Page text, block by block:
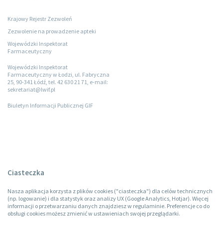
Krajowy Rejestr Zezwoleń
Zezwolenie na prowadzenie apteki
Wojewódzki Inspektorat
Farmaceutyczny
Wojewódzki Inspektorat
Farmaceutyczny w Łodzi, ul. Fabryczna
25, 90-341 Łódź, tel. 42 630 21 71, e-mail:
sekretariat@lwif.pl
Biuletyn Informacji Publicznej GIF
Ciasteczka
Nasza aplikacja korzysta z plików cookies ("ciasteczka") dla celów technicznych
(np. logowanie) i dla statystyk oraz analizy UX (Google Analytics, Hotjar). Więcej
informacji o przetwarzaniu danych znajdziesz w regulaminie. Preferencje co do
obsługi cookies możesz zmienić w ustawieniach swojej przeglądarki.